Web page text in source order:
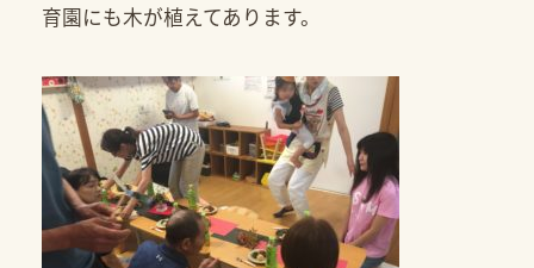
育園にも木が植えてあります。